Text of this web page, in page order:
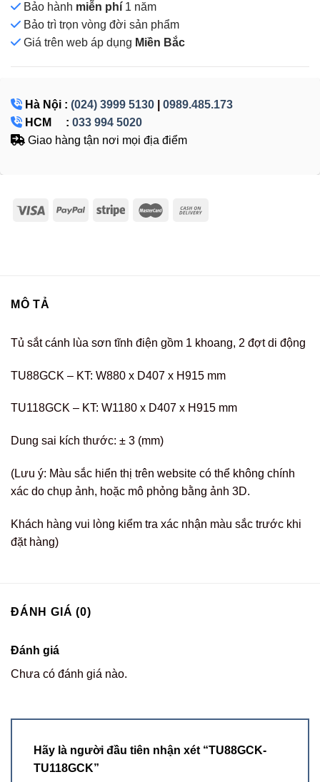
Bảo hành miễn phí 1 năm
Bảo trì trọn vòng đời sản phẩm
Giá trên web áp dụng Miền Bắc
Hà Nội : (024) 3999 5130
0989.485.173
HCM : 033 994 5020
Giao hàng tận nơi mọi địa điểm
MÔ TẢ
Tủ sắt cánh lùa sơn tĩnh điện gồm 1 khoang, 2 đợt di động
TU88GCK – KT: W880 x D407 x H915 mm
TU118GCK – KT: W1180 x D407 x H915 mm
Dung sai kích thước: ± 3 (mm)
(Lưu ý: Màu sắc hiển thị trên website có thể không chính
xác do chụp ảnh, hoặc mô phỏng bằng ảnh 3D.
Khách hàng vui lòng kiểm tra xác nhận màu sắc trước khi
đặt hàng)
ĐÁNH GIÁ (0)
Đánh giá
Chưa có đánh giá nào.
Hãy là người đầu tiên nhận xét “TU88GCK-
TU118GCK”